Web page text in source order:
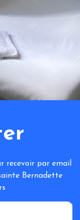
recevoir par email
Bernadette
*